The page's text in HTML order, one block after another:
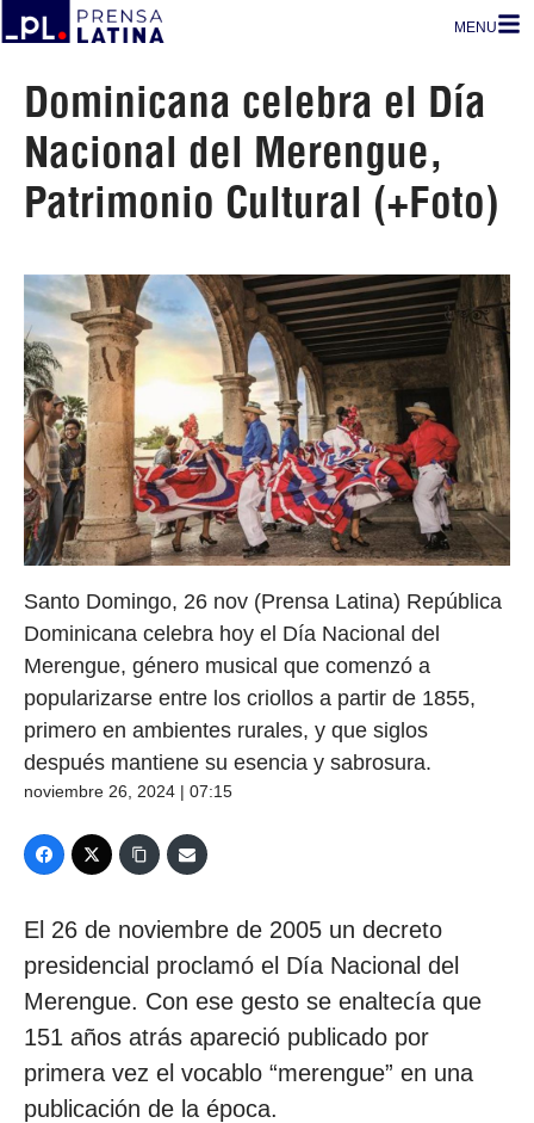
MENU
Dominicana celebra el Día
Nacional del Merengue,
Patrimonio Cultural (+Foto)
Santo Domingo, 26 nov (Prensa Latina) República
Dominicana celebra hoy el Día Nacional del
Merengue, género musical que comenzó a
popularizarse entre los criollos a partir de 1855,
primero en ambientes rurales, y que siglos
después mantiene su esencia y sabrosura.
noviembre 26, 2024 | 07:15
El 26 de noviembre de 2005 un decreto
presidencial proclamó el Día Nacional del
Merengue. Con ese gesto se enaltecía que
151 años atrás apareció publicado por
primera vez el vocablo “merengue” en una
publicación de la época.